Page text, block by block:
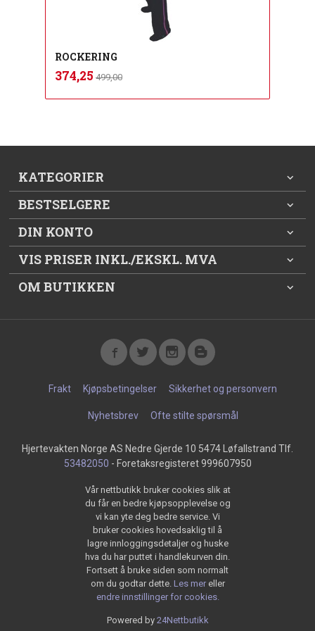
ROCKERING
Tilbud
374,25 499,00mva.
KATEGORIER
BESTSELGERE
DIN KONTO
VIS PRISER INKL./EKSKL. MVA
OM BUTIKKEN
Frakt Kjøpsbetingelser Sikkerhet og personvern
Nyhetsbrev Ofte stilte spørsmål
Hjertevakten Norge AS Nedre Gjerde 10 5474 Løfallstrand Tlf.
53482050 - Foretaksregisteret 999607950
Vår nettbutikk bruker cookies slik at
du får en bedre kjøpsopplevelse og
vi kan yte deg bedre service. Vi
bruker cookies hovedsaklig til å
lagre innloggingsdetaljer og huske
hva du har puttet i handlekurven din.
Fortsett å bruke siden som normalt
om du godtar dette. Les mer eller
endre innstillinger for cookies.
Powered by 24Nettbutikk